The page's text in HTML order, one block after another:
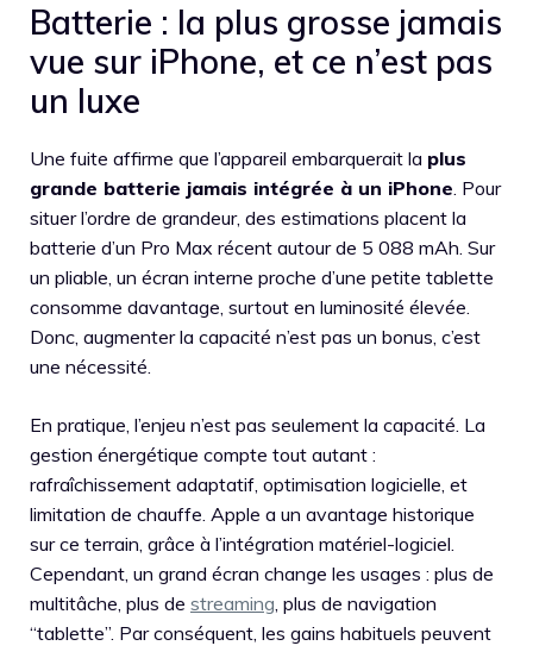
Batterie : la plus grosse jamais
vue sur iPhone, et ce n’est pas
un luxe
Une fuite affirme que l’appareil embarquerait la plus
grande batterie jamais intégrée à un iPhone. Pour
situer l’ordre de grandeur, des estimations placent la
batterie d’un Pro Max récent autour de 5 088 mAh. Sur
un pliable, un écran interne proche d’une petite tablette
consomme davantage, surtout en luminosité élevée.
Donc, augmenter la capacité n’est pas un bonus, c’est
une nécessité.
En pratique, l’enjeu n’est pas seulement la capacité. La
gestion énergétique compte tout autant :
rafraîchissement adaptatif, optimisation logicielle, et
limitation de chauffe. Apple a un avantage historique
sur ce terrain, grâce à l’intégration matériel-logiciel.
Cependant, un grand écran change les usages : plus de
multitâche, plus de streaming, plus de navigation
“tablette”. Par conséquent, les gains habituels peuvent